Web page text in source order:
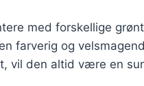
med forskellige
farverig og
vil den altid være en